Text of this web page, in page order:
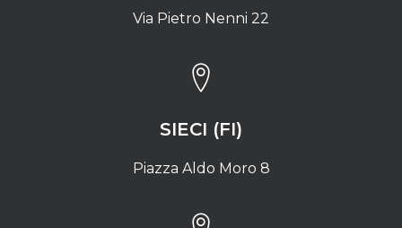
Via Pietro Nenni 22
SIECI (FI)
Piazza Aldo Moro 8